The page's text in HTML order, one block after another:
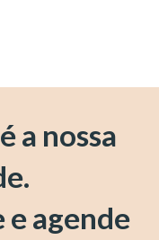
a nossa
e agende